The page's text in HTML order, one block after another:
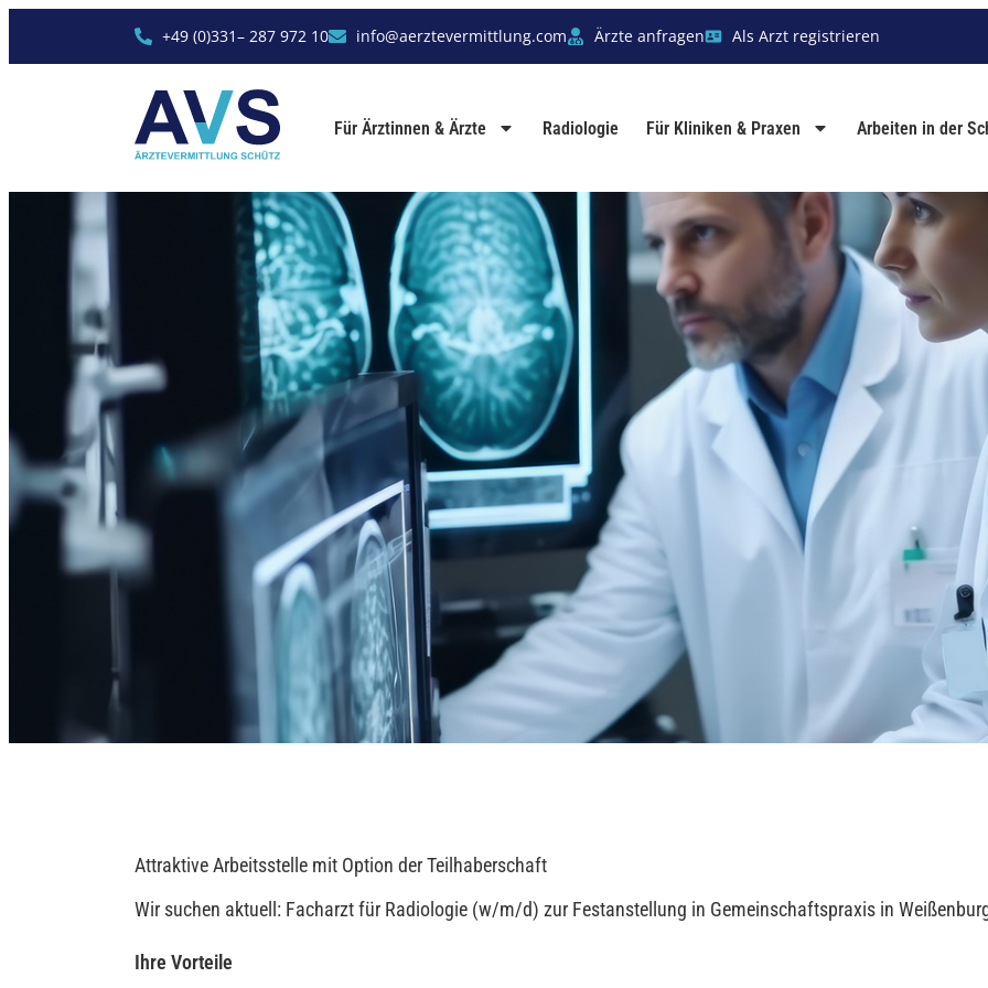
+49 (0)331– 287 972 10 info@aerztevermittlung.com Ärzte anfragen Als Arzt registrieren
Für Ärztinnen & Ärzte Radiologie Für Kliniken & Praxen Arbeiten in der
Attraktive Arbeitsstelle mit Option der Teilhaberschaft
Wir suchen aktuell: Facharzt für Radiologie (w/m/d) zur Festanstellung in Gemeinschaftspraxis in
Ihre Vorteile